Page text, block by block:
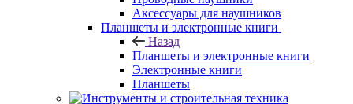
Аксессуары для наушников
Планшеты и электронные книги
Назад
Планшеты и электронные книги
Электронные книги
Планшеты